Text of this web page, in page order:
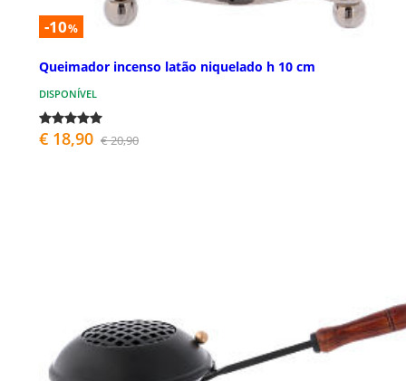
-10%
Queimador incenso latão niquelado h 10 cm
DISPONÍVEL
€ 18,90 € 20,90